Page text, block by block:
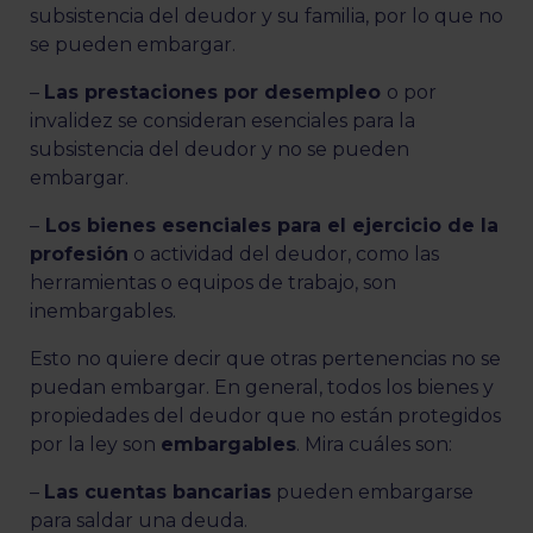
subsistencia del deudor y su familia, por lo que no
se pueden embargar.
– Las prestaciones por desempleo o por
invalidez se consideran esenciales para la
subsistencia del deudor y no se pueden
embargar.
– Los bienes esenciales para el ejercicio de la
profesión o actividad del deudor, como las
herramientas o equipos de trabajo, son
inembargables.
Esto no quiere decir que otras pertenencias no se
puedan embargar. En general, todos los bienes y
propiedades del deudor que no están protegidos
por la ley son embargables. Mira cuáles son:
– Las cuentas bancarias pueden embargarse
para saldar una deuda.